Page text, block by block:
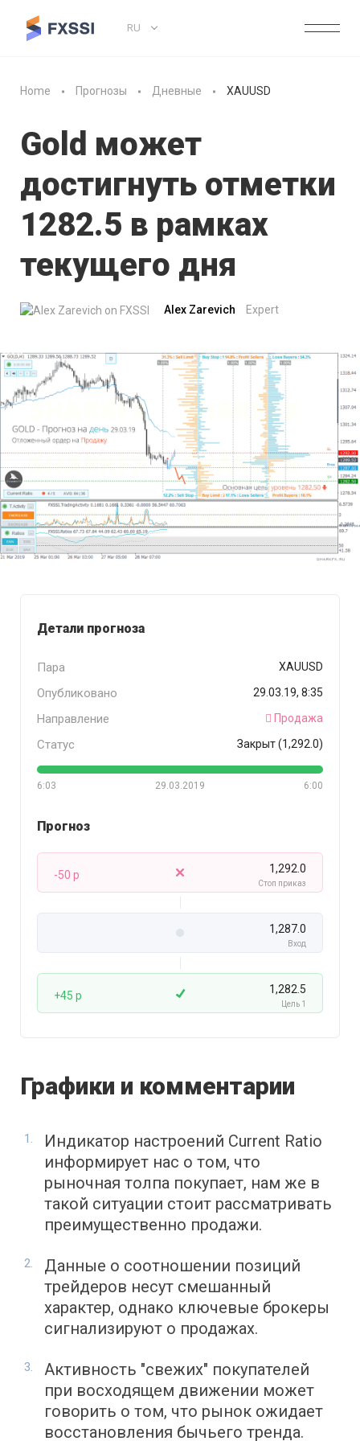
RU
Home Прогнозы Дневные XAUUSD
Gold может
достигнуть отметки
1282.5 в рамках
текущего дня
Alex Zarevich Expert
Детали прогноза
Пара XAUUSD
Опубликовано 29.03.19, 8:35
Направление Продажа
Статус Закрыт (1,292.0)
6:03 6:00
29.03.2019
Прогноз
-50 p 1,292.0
Стоп приказ
1,287.0
Вход
+45 p 1,282.5
Цель 1
Графики и комментарии
Индикатор настроений Current Ratio
информирует нас о том, что
рыночная толпа покупает, нам же в
такой ситуации стоит рассматривать
преимущественно продажи.
Данные о соотношении позиций
трейдеров несут смешанный
характер, однако ключевые брокеры
сигнализируют о продажах.
Активность "свежих" покупателей
при восходящем движении может
говорить о том, что рынок ожидает
восстановления бычьего тренда.